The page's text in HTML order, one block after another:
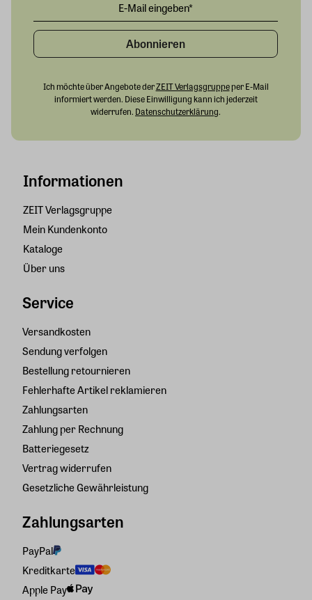
Informationen
ZEIT Verlagsgruppe
Mein Kundenkonto
Kataloge
Über uns
Service
Versandkosten
Sendung verfolgen
Bestellung retournieren
Fehlerhafte Artikel reklamieren
Zahlungsarten
Zahlung per Rechnung
Batteriegesetz
Vertrag widerrufen
Gesetzliche Gewährleistung
Zahlungsarten
PayPal
Kreditkarte
Apple Pay
Abonnieren
Ich möchte über Angebote derZEIT Verlagsgruppeper E-Mail
informiert werden. Diese Einwilligung kann ich jederzeit
widerrufen. Datenschutzerklärung.